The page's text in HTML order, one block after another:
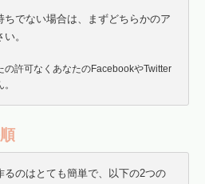
ちでない場合は、まずどちらかのア
。
の許可なくあなたのFacebookやTwitter
るのはとても簡単で、以下の2つの